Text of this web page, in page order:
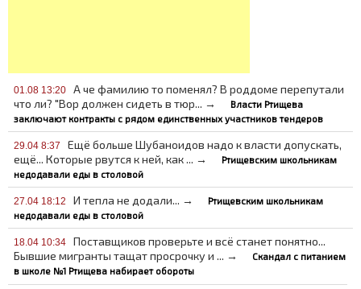
01.08 13:20
А че фамилию то поменял? В роддоме перепутали
что ли? "Вор должен сидеть в тюр... →
Власти Ртищева
заключают контракты с рядом единственных участников тендеров
29.04 8:37
Ещё больше Шубаноидов надо к власти допускать,
ещё... Которые рвутся к ней, как ... →
Ртищевским школьникам
недодавали еды в столовой
27.04 18:12 И тепла не додали... →
Ртищевским школьникам
недодавали еды в столовой
18.04 10:34
Поставщиков проверьте и всё станет понятно...
Бывшие мигранты тащат просрочку и ... →
Скандал с питанием
в школе №1 Ртищева набирает обороты